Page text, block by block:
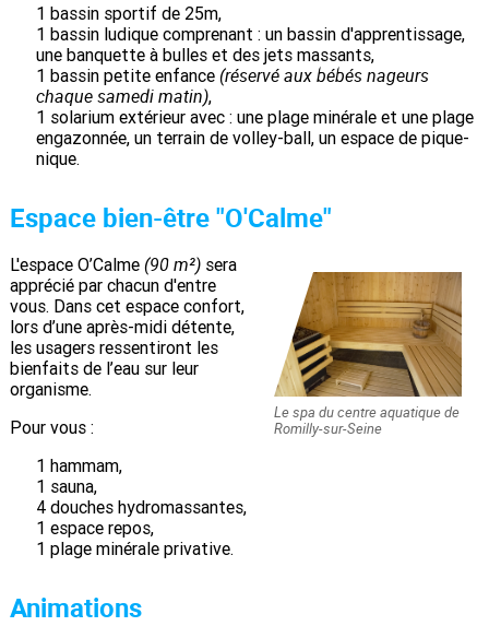
1 bassin sportif de 25m,
1 bassin ludique comprenant : un bassin d'apprentissage,
une banquette à bulles et des jets massants,
1 bassin petite enfance(réservé aux bébés nageurs
chaque samedi matin),
1 solarium extérieur avec : une plage minérale et une plage
engazonnée, un terrain de volley-ball, un espace de pique-
nique.
Espace bien-être "O'Calme"
Le spa du centre aquatique de
Romilly-sur-Seine
L'espace O’Calme (90 m²)sera
apprécié par chacun d'entre
vous. Dans cet espace confort,
lors d’une après-midi détente,
les usagers ressentiront les
bienfaits de l’eau sur leur
organisme.
Pour vous :
1 hammam,
1 sauna,
4 douches hydromassantes,
1 espace repos,
1 plage minérale privative.
Animations